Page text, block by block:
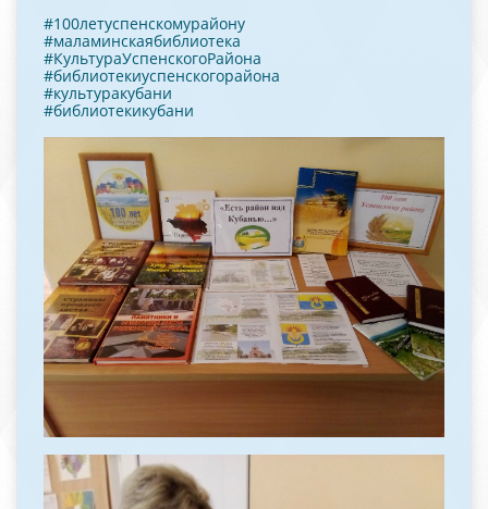
#100летуспенскомурайону
#маламинскаябиблиотека
#КультураУспенскогоРайона
#библиотекиуспенскогорайона
#культуракубани
#библиотекикубани